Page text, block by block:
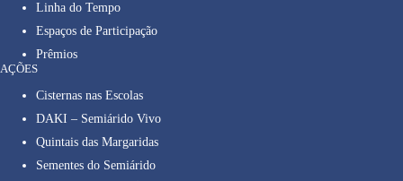
Linha do Tempo
Espaços de Participação
Prêmios
AÇÕES
Cisternas nas Escolas
DAKI – Semiárido Vivo
Quintais das Margaridas
Sementes do Semiárido